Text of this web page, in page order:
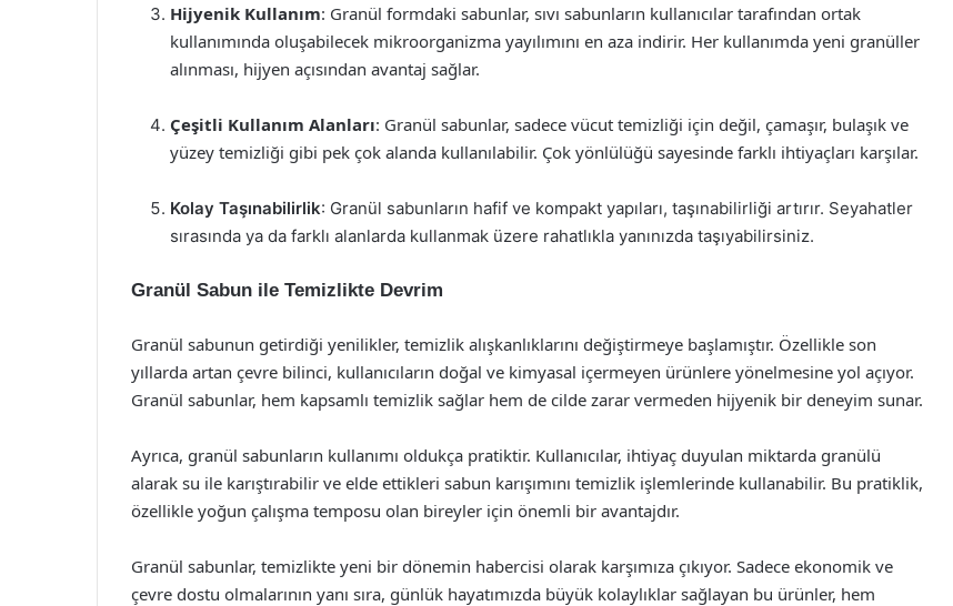
Hijyenik Kullanım: Granül formdaki sabunlar, sıvı sabunların kullanıcılar tarafından ortak
kullanımında oluşabilecek mikroorganizma yayılımını en aza indirir. Her kullanımda yeni granüller
alınması, hijyen açısından avantaj sağlar.
Çeşitli Kullanım Alanları: Granül sabunlar, sadece vücut temizliği için değil, çamaşır, bulaşık ve
yüzey temizliği gibi pek çok alanda kullanılabilir. Çok yönlülüğü sayesinde farklı ihtiyaçları karşılar.
Kolay Taşınabilirlik: Granül sabunların hafif ve kompakt yapıları, taşınabilirliği artırır. Seyahatler
sırasında ya da farklı alanlarda kullanmak üzere rahatlıkla yanınızda taşıyabilirsiniz.
Granül Sabun ile Temizlikte Devrim
Granül sabunun getirdiği yenilikler, temizlik alışkanlıklarını değiştirmeye başlamıştır. Özellikle son
yıllarda artan çevre bilinci, kullanıcıların doğal ve kimyasal içermeyen ürünlere yönelmesine yol açıyor.
Granül sabunlar, hem kapsamlı temizlik sağlar hem de cilde zarar vermeden hijyenik bir deneyim sunar.
Ayrıca, granül sabunların kullanımı oldukça pratiktir. Kullanıcılar, ihtiyaç duyulan miktarda granülü
alarak su ile karıştırabilir ve elde ettikleri sabun karışımını temizlik işlemlerinde kullanabilir. Bu pratiklik,
özellikle yoğun çalışma temposu olan bireyler için önemli bir avantajdır.
Granül sabunlar, temizlikte yeni bir dönemin habercisi olarak karşımıza çıkıyor. Sadece ekonomik ve
çevre dostu olmalarının yanı sıra, günlük hayatımızda büyük kolaylıklar sağlayan bu ürünler, hem